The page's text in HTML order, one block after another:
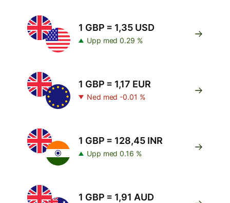
1 GBP = 1,35 USD
Upp med 0.29 %
1 GBP = 1,17 EUR
Ned med -0.01 %
1 GBP = 128,45 INR
Upp med 0.16 %
1 GBP = 1,91 AUD